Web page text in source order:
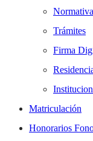
Trámites
Firma
Matriculación
Honorarios